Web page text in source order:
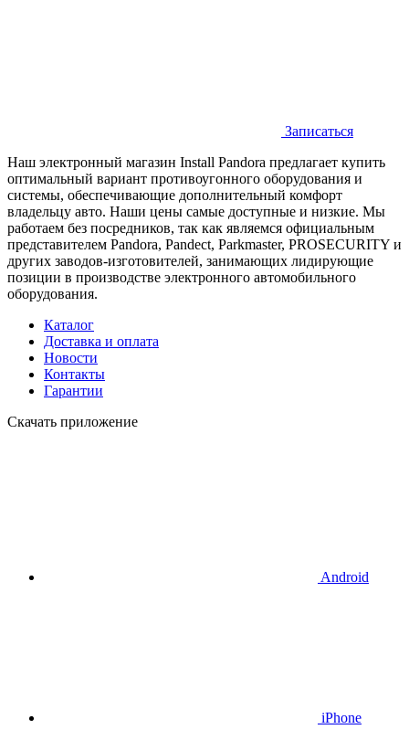
Записаться
Наш электронный магазин Install Pandora предлагает купить
оптимальный вариант противоугонного оборудования и
системы, обеспечивающие дополнительный комфорт
владельцу авто. Наши цены самые доступные и низкие. Мы
работаем без посредников, так как являемся официальным
представителем Pandora, Pandect, Parkmaster, PROSECURITY и
других заводов-изготовителей, занимающих лидирующие
позиции в производстве электронного автомобильного
оборудования.
Каталог
Доставка и оплата
Новости
Контакты
Гарантии
Скачать приложение
Android
iPhone